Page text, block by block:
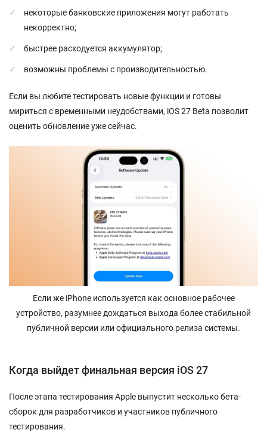
некоторые банковские приложения могут работать
некорректно;
быстрее расходуется аккумулятор;
возможны проблемы с производительностью.
Если вы любите тестировать новые функции и готовы
мириться с временными неудобствами, iOS 27 Beta позволит
оценить обновление уже сейчас.
Если же iPhone используется как основное рабочее
устройство, разумнее дождаться выхода более стабильной
публичной версии или официального релиза системы.
Когда выйдет финальная версия iOS 27
После этапа тестирования Apple выпустит несколько бета-
сборок для разработчиков и участников публичного
тестирования.